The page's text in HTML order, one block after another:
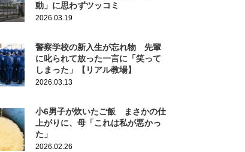
動」に思わずツッコミ
2026.03.19
警察学校の新入生が忘れ物 先輩
に叱られて放った一言に「笑って
しまった」【リアル教場】
2026.03.13
小6男子が炊いたご飯 まさかの仕
上がりに、母「これは私が悪かっ
た」
2026.02.26